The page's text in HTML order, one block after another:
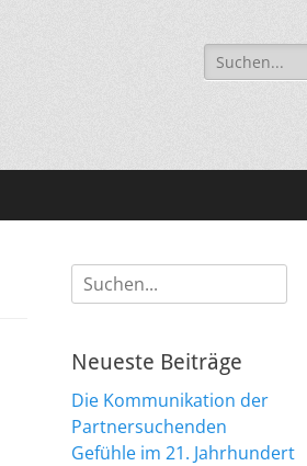
Suche
nach:
Suche
nach:
Neueste Beiträge
Die Kommunikation der
Partnersuchenden
Gefühle im 21. Jahrhundert